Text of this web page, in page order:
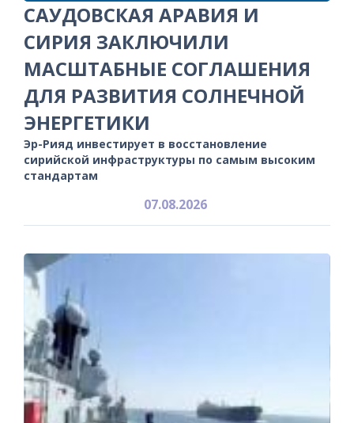
САУДОВСКАЯ АРАВИЯ И
СИРИЯ ЗАКЛЮЧИЛИ
МАСШТАБНЫЕ СОГЛАШЕНИЯ
ДЛЯ РАЗВИТИЯ СОЛНЕЧНОЙ
ЭНЕРГЕТИКИ
Эр-Рияд инвестирует в восстановление
сирийской инфраструктуры по самым высоким
стандартам
07.08.2026